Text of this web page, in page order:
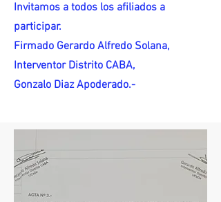
Invitamos a todos los afiliados a
participar.
Firmado Gerardo Alfredo Solana,
Interventor Distrito CABA,
Gonzalo Diaz Apoderado.-